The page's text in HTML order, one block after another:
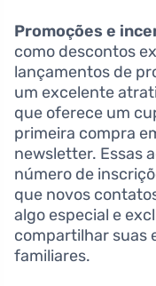
Promoções e
como descontos
lançamentos de
um excelente
que oferece um
primeira compra
newsletter. Essas
número de
que novos
algo especial e
compartilhar suas
familiares.